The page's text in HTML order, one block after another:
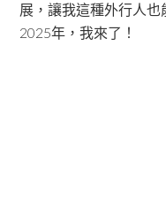
展，讓我這種外行人也
2025年，我來了！